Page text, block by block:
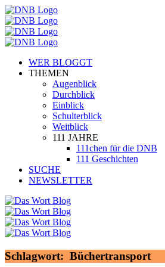
WER BLOGGT
THEMEN
Augenblick
Durchblick
Einblick
Schulterblick
Weitblick
111 JAHRE
111chen für die DNB
111 Geschichten
SUCHE
NEWSLETTER
Schlagwort: Büchertransport